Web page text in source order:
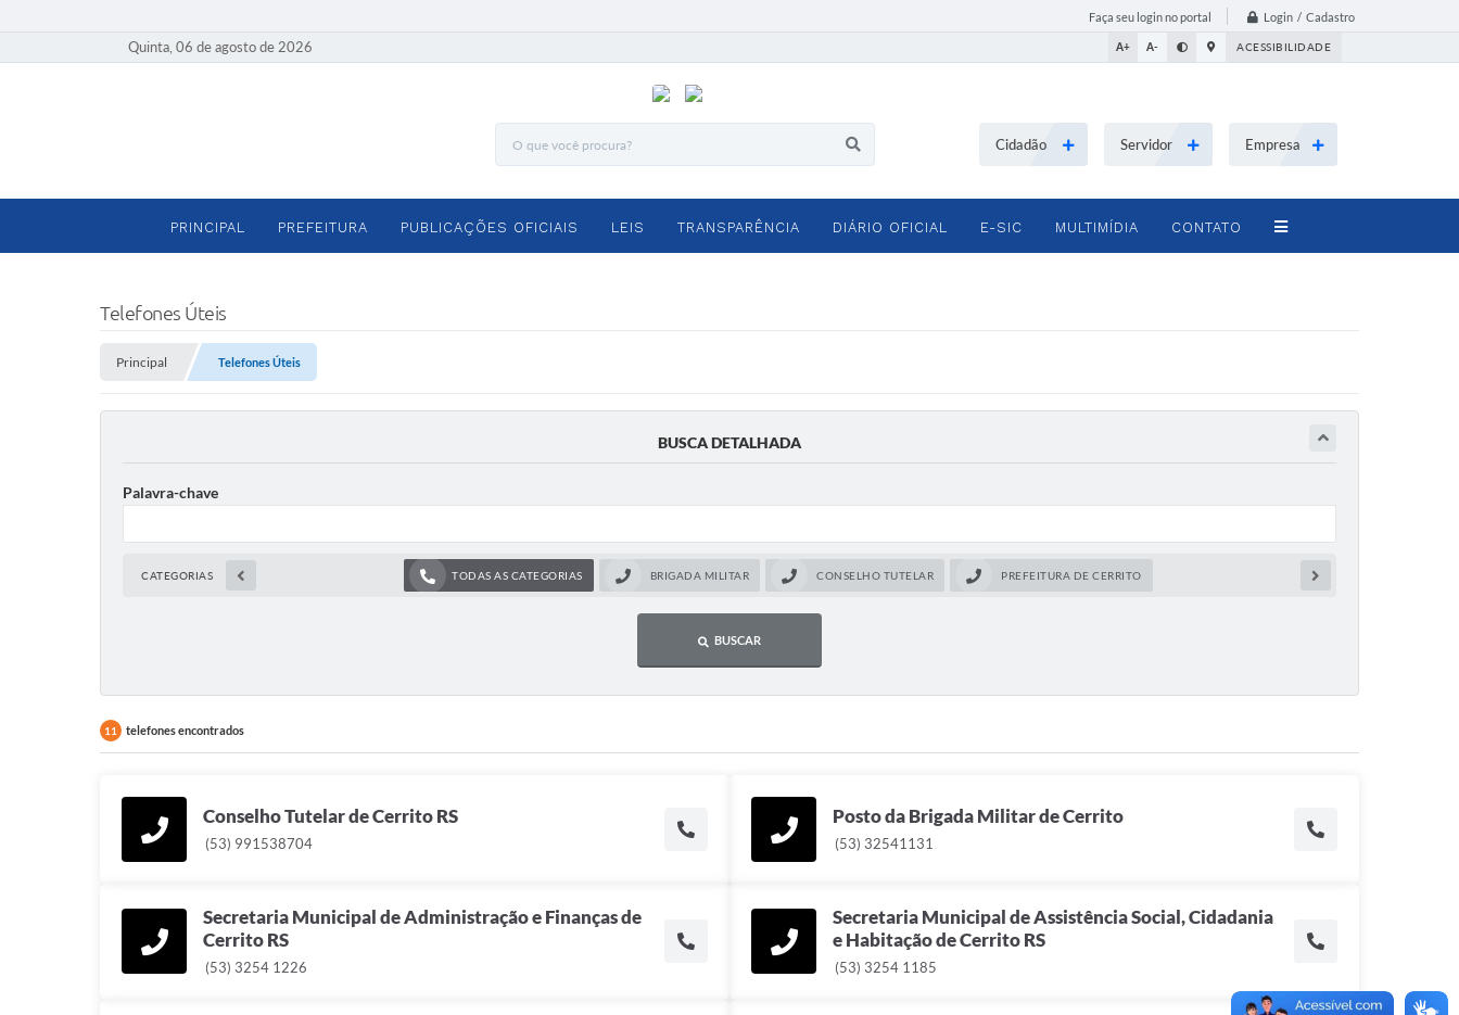
Faça seu login no portal Login / Cadastro
Quinta, 06 de agosto de 2026 A+ A- ACESSIBILIDADE
Cidadão Servidor Empresa
PRINCIPAL PREFEITURA PUBLICAÇÕES OFICIAIS LEIS TRANSPARÊNCIA DIÁRIO OFICIAL E-SIC MULTIMÍDIA CONTATO
Telefones Úteis
Principal Telefones Úteis
BUSCA DETALHADA
Palavra-chave
CATEGORIAS TODAS AS CATEGORIAS BRIGADA MILITAR CONSELHO TUTELAR PREFEITURA DE CERRITO
BUSCAR
11 telefones encontrados
Conselho Tutelar de Cerrito RS
(53) 991538704
Posto da Brigada Militar de Cerrito
(53) 32541131
Secretaria Municipal de Administração e Finanças de
Cerrito RS
(53) 3254 1226
Secretaria Municipal de Assistência Social, Cidadania
e Habitação de Cerrito RS
(53) 3254 1185